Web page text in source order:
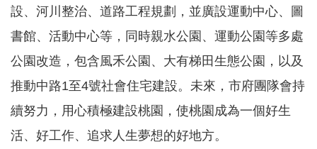
站
覽
市
政
信
箱
常
設、河川整治、道路工程規劃，並廣設運動中心、圖
書館、活動中心等，同時親水公園、運動公園等多處
公園改造，包含風禾公園、大有梯田生態公園，以及
推動中路1至4號社會住宅建設。未來，市府團隊會持
續努力，用心積極建設桃園，使桃園成為一個好生
活、好工作、追求人生夢想的好地方。